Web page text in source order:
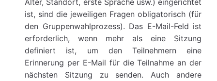
ist, sind die jeweiligen Fragen obligatorisch (für
den Gruppenwahlprozess). Das E-Mail-Feld ist
erforderlich, wenn mehr als eine Sitzung
definiert ist, um den Teilnehmern eine
Erinnerung per E-Mail für die Teilnahme an der
nächsten Sitzung zu senden. Auch andere